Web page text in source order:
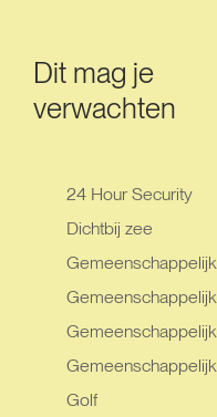
Dit mag je
verwachten
24 Hour Security
Dichtbij zee
Golf